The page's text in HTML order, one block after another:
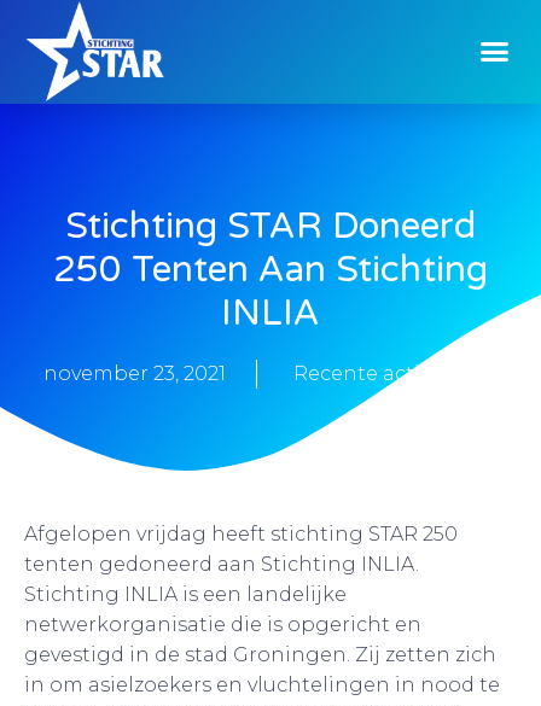
Stichting STAR Doneerd
250 Tenten Aan Stichting
INLIA
november 23, 2021 Recente activiteiten
Afgelopen vrijdag heeft stichting STAR 250
tenten gedoneerd aan Stichting INLIA.
Stichting INLIA is een landelijke
netwerkorganisatie die is opgericht en
gevestigd in de stad Groningen. Zij zetten zich
in om asielzoekers en vluchtelingen in nood te